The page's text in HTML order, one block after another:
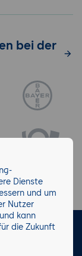
bei der
Dienste
und um
Nutzer
kann
die Zukunft